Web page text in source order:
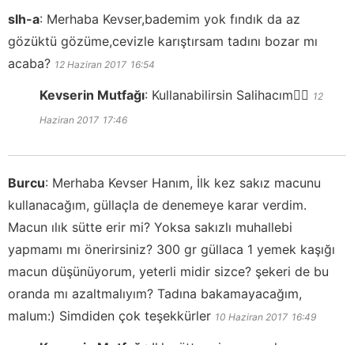
slh-a: Merhaba Kevser,bademim yok fındık da az
gözüktü gözüme,cevizle karıştırsam tadını bozar mı
acaba? 12 Haziran 2017 16:54
Kevserin Mutfağı: Kullanabilirsin Salihacım👍🏻 12
Haziran 2017 17:46
Burcu: Merhaba Kevser Hanım, İlk kez sakız macunu
kullanacağım, güllaçla de denemeye karar verdim.
Macun ılık sütte erir mi? Yoksa sakızlı muhallebi
yapmamı mı önerirsiniz? 300 gr güllaca 1 yemek kaşığı
macun düşünüyorum, yeterli midir sizce? şekeri de bu
oranda mı azaltmalıyım? Tadına bakamayacağım,
malum:) Simdiden çok teşekkürler 10 Haziran 2017 16:49